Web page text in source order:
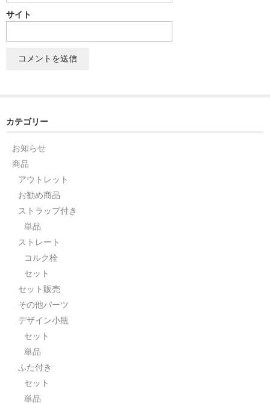
アウトレット
お問い合わせ
サイト
カテゴリー
お知らせ
商品
アウトレット
お勧め商品
ストラップ付き
単品
ストレート
コルク栓
セット
セット販売
その他パーツ
デザイン小瓶
セット
単品
ふた付き
セット
単品